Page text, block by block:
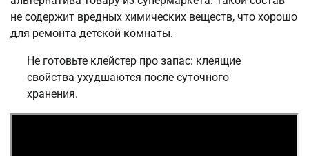
не содержит вредных химических веществ, что хорошо
для ремонта детской комнаты.
Не готовьте клейстер про запас: клеящие
свойства ухудшаются после суточного
хранения.